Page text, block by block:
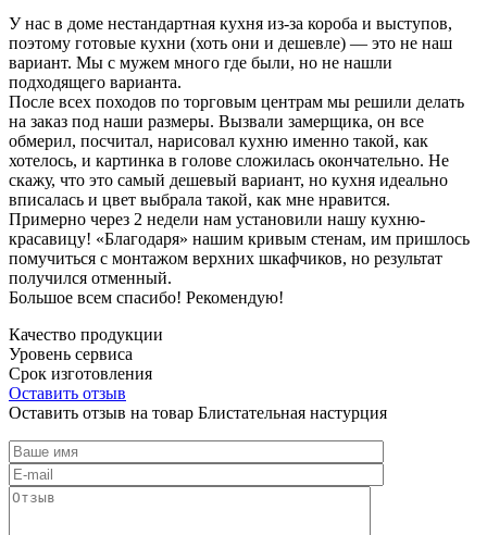
У нас в доме нестандартная кухня из-за короба и выступов,
поэтому готовые кухни (хоть они и дешевле) — это не наш
вариант. Мы с мужем много где были, но не нашли
подходящего варианта.
После всех походов по торговым центрам мы решили делать
на заказ под наши размеры. Вызвали замерщика, он все
обмерил, посчитал, нарисовал кухню именно такой, как
хотелось, и картинка в голове сложилась окончательно. Не
скажу, что это самый дешевый вариант, но кухня идеально
вписалась и цвет выбрала такой, как мне нравится.
Примерно через 2 недели нам установили нашу кухню-
красавицу! «Благодаря» нашим кривым стенам, им пришлось
помучиться с монтажом верхних шкафчиков, но результат
получился отменный.
Большое всем спасибо! Рекомендую!
Качество продукции
Уровень сервиса
Срок изготовления
Оставить отзыв
Оставить отзыв на товар Блистательная настурция